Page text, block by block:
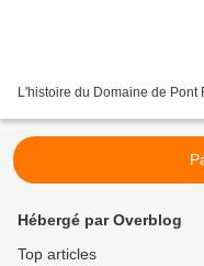
L'histoire du Domaine de Pont
Hébergé par Overblog
Top articles